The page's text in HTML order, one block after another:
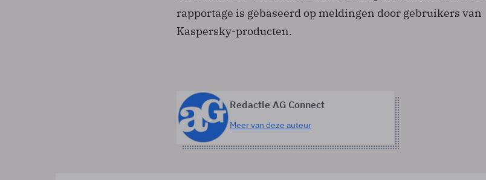
rapportage is gebaseerd op meldingen door gebruikers van
Kaspersky-producten.
Redactie AG Connect
Meer van deze auteur